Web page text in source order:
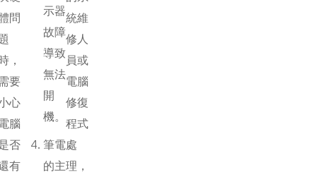
問
，
要
心
腦
否
有
示器
故障
導致
無法
開
機。
筆電
的主
統維
修人
員或
電腦
修復
程式
處
理，